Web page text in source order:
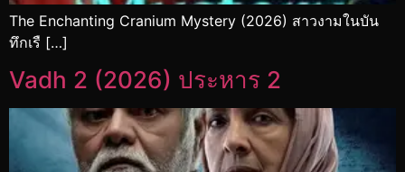
The Enchanting Cranium Mystery (2026) สาวงามในบัน
ทึกเรื […]
Vadh 2 (2026) ประหาร 2